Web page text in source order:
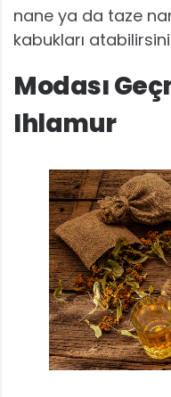
nane ya da taze
kabukları
Modası
Ihlamur